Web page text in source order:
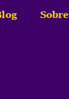
Sobre